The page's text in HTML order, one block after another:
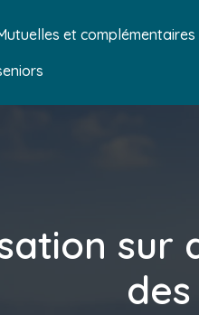
et complémentaires